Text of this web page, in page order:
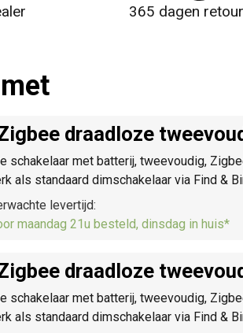
365 dagen
draadloze
schakelaar met batterij, tweevoudig,
als standaard dimschakelaar via Find &
levertijd:
maandag 21u besteld, dinsdag in huis*
draadloze
schakelaar met batterij, tweevoudig,
als standaard dimschakelaar via Find &